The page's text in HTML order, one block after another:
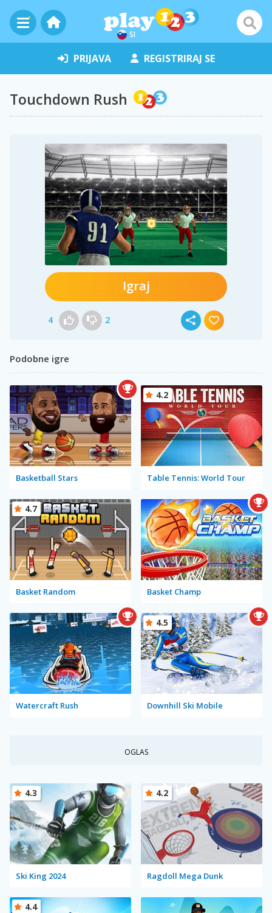
SI
PRIJAVA REGISTRIRAJ SE
Touchdown Rush
Igraj
4 2
Podobne igre
Basketball Stars Table Tennis: World Tour
4.2
Basket Random
4.7
Basket Champ
Watercraft Rush Downhill Ski Mobile
4.5
OGLAS
Ski King 2024
4.3
Ragdoll Mega Dunk
4.2
4.4